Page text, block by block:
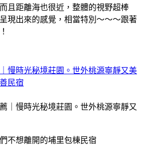
且距離海也很近，整體的視野超棒
現出來的感覺，相當特別～～～跟著
慢時光秘境莊園。世外桃源寧靜又美
民宿
不想離開的埔里包棟民宿